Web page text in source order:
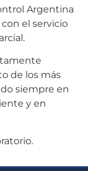
Argentina
el servicio
de los más
siempre en
y en